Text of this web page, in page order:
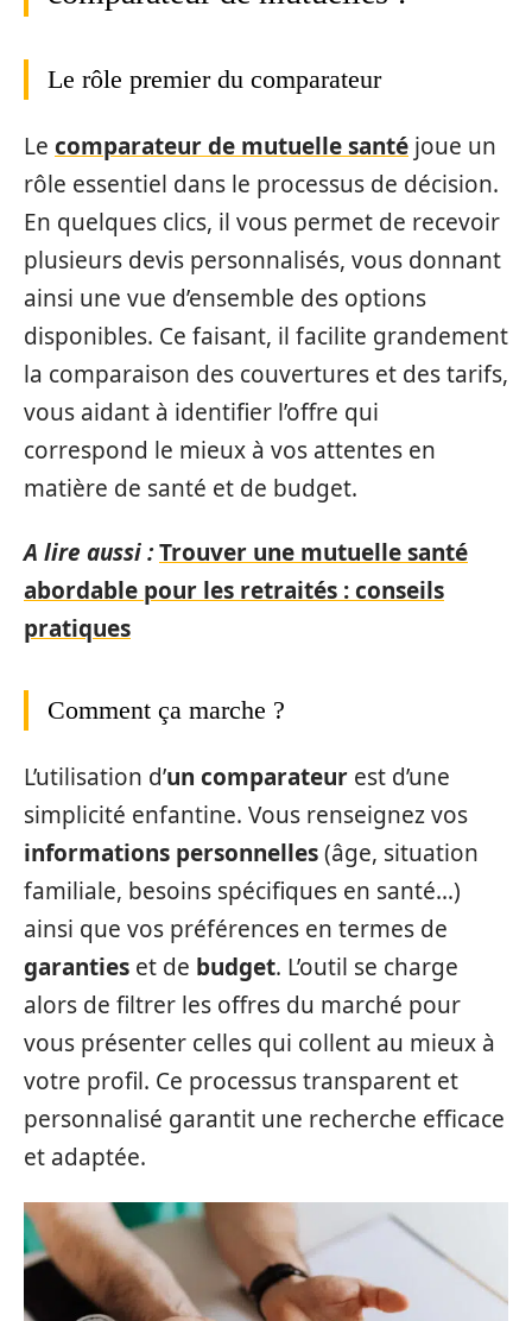
Le rôle premier du comparateur
Le comparateur de mutuelle santé joue un
rôle essentiel dans le processus de décision.
En quelques clics, il vous permet de recevoir
plusieurs devis personnalisés, vous donnant
ainsi une vue d’ensemble des options
disponibles. Ce faisant, il facilite grandement
la comparaison des couvertures et des tarifs,
vous aidant à identifier l’offre qui
correspond le mieux à vos attentes en
matière de santé et de budget.
A lire aussi :Trouver une mutuelle santé
abordable pour les retraités : conseils
pratiques
Comment ça marche ?
L’utilisation d’un comparateur est d’une
simplicité enfantine. Vous renseignez vos
informations personnelles(âge, situation
familiale, besoins spécifiques en santé…)
ainsi que vos préférences en termes de
garanties et de budget. L’outil se charge
alors de filtrer les offres du marché pour
vous présenter celles qui collent au mieux à
votre profil. Ce processus transparent et
personnalisé garantit une recherche efficace
et adaptée.